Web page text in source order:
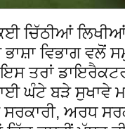
ਚਿੱਠੀਆਂ
ਵਿਭਾਗ ਵਲੋਂ
ਤਰਾਂ ਡਾਇਰੈਕਟਰ
ਘੰਟੇ ਬੜੇ ਸੁਖਾਵੇ
ਅਰਧ